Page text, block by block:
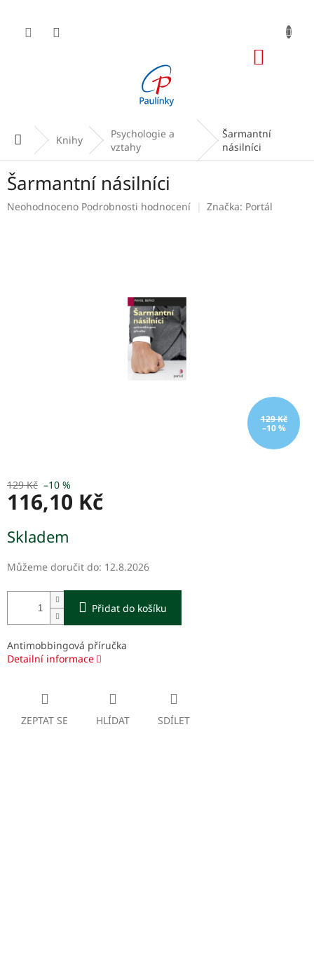
obsah
Domů Knihy
Psychologie a
vztahy
Šarmantní
násilníci
Šarmantní násilníci
Průměrné
Neohodnoceno Podrobnosti hodnocení Značka: Portál
129 Kč
–10 %
129 Kč –10 %
116,10 Kč
cena:
Skladem
Můžeme doručit do: 12.8.2026
Přidat do košíku
Antimobbingová příručka
Detailní informace
ZEPTAT SE HLÍDAT SDÍLET